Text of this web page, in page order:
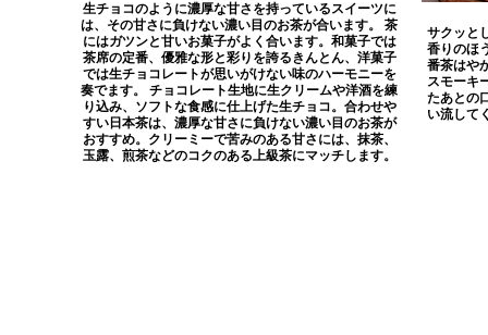
生チョコのように濃厚な甘さを持っているスイーツに
は、その甘さに負けない濃い目のお茶が合います。 茶
にはガツンと甘いお菓子がよく合います。和菓子では
茶席の定番、優雅な形と彩りを誇るきんとん、洋菓子
では生チョコレートが思いがけない味のハーモニーを
奏でます。 チョコレート生地に生クリームや洋酒を練
り込み、ソフトな食感に仕上げた生チョコ。合わせや
すい日本茶は、濃厚な甘さに負けない濃い目のお茶が
おすすめ。クリーミーで苦みのある甘さには、抹茶、
玉露、煎茶などのコクのある上級茶にマッチします。
サクッと
香りのほ
番茶はや
スモーキ
たあとの
い流して